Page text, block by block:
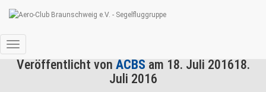
Navigation
umschalten
Veröffentlicht von ACBS am 18. Juli 201618.
Juli 2016